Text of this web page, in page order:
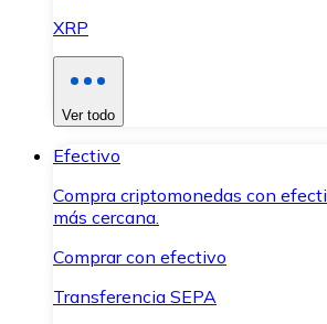
XRP
Ver todo
Efectivo
Compra criptomonedas con
más cercana.
Comprar con efectivo
Transferencia SEPA